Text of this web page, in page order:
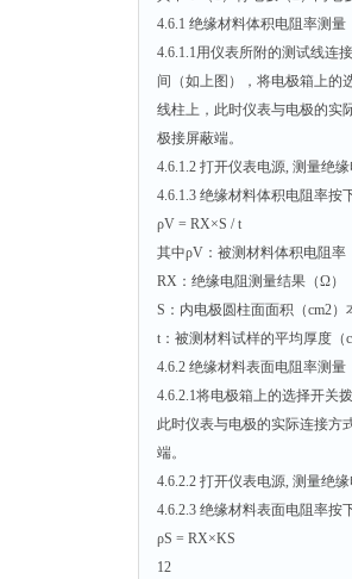
4.6.1 绝缘材料体积电阻率测量
4.6.1.1用仪表所附的测试线连
间（如上图），将电极箱上的
线柱上，此时仪表与电极的实
极接屏蔽端。
4.6.1.2 打开仪表电源, 测量绝
4.6.1.3 绝缘材料体积电阻率按
ρV = RX×S / t
其中ρV：被测材料体积电阻率
RX：绝缘电阻测量结果（Ω）
S：内电极圆柱面面积（cm2）
t：被测材料试样的平均厚度（
4.6.2 绝缘材料表面电阻率测量
4.6.2.1将电极箱上的选择开关
此时仪表与电极的实际连接方
端。
4.6.2.2 打开仪表电源, 测量绝
4.6.2.3 绝缘材料表面电阻率按
ρS = RX×KS
12